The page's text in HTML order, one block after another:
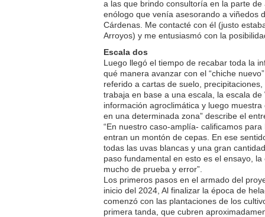
a las que brindo consultoría en la parte
enólogo que venía asesorando a viñedos
Cárdenas. Me contacté con él (justo
Arroyos) y me entusiasmó con la
Escala dos
Luego llegó el tiempo de recabar toda la
qué manera avanzar con el “chiche
referido a cartas de suelo,
trabaja en base a una escala, la escala
información agroclimática y luego
en una determinada zona” describe el
“En nuestro caso-amplía- calificamos
entran un montón de cepas. En ese
todas las uvas blancas y una gran
paso fundamental en esto es el ensayo,
mucho de prueba y error”.
Los primeros pasos en el armado del
inicio del 2024, Al finalizar la época de
comenzó con las plantaciones de los
primera tanda, que cubren